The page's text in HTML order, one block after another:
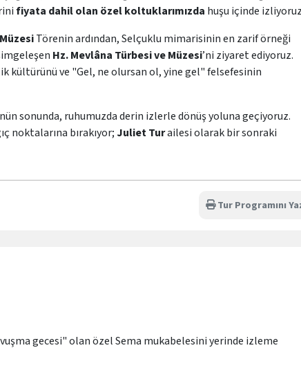
fiyata dahil olan özel koltuklarımızda huşu içinde
Törenin ardından, Selçuklu mimarisinin en zarif örneği
Hz. Mevlâna Türbesi ve Müzesi’ni ziyaret ediyoruz.
kültürünü ve "Gel, ne olursan ol, yine gel" felsefesinin
sonunda, ruhumuzda derin izlerle dönüş yoluna geçiyoruz.
noktalarına bırakıyor; Juliet Turailesi olarak bir sonraki
Tur Programını
gecesi" olan özel Sema mukabelesini yerinde izleme